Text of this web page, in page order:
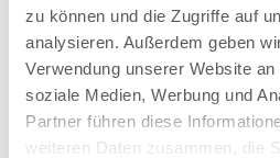
zu können und die Zugriffe auf
analysieren. Außerdem geben
Verwendung unserer Website
soziale Medien, Werbung und
Partner führen diese
weiteren Daten zusammen, die
Verkäuferin Teilzeit
Zum Stellenangebot